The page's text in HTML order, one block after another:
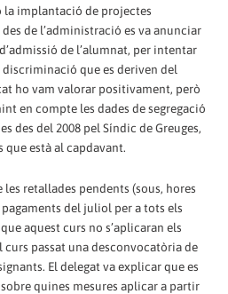
la implantació de projectes
de l’administració es va anunciar
de l’alumnat, per intentar
que es deriven del
ho vam valorar positivament, però
en compte les dades de segregació
des del 2008 pel Síndic de Greuges,
que està al capdavant.
retallades pendents (sous, hores
del juliol per a tots els
aquest curs no s’aplicaran els
passat una desconvocatòria de
El delegat va explicar que es
quines mesures aplicar a partir